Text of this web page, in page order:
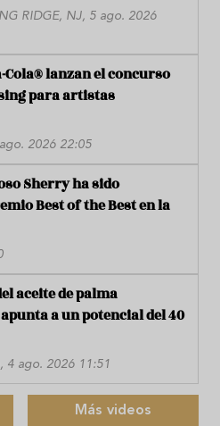
RIDGE, NJ, 5 ago. 2026
Cola® lanzan el concurso
para artistas
2026 22:05
Sherry ha sido
Best of the Best en la
aceite de palma
a un potencial del 40
4 ago. 2026 11:51
Más videos